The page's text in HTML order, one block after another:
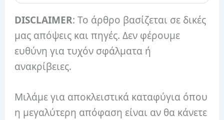
DISCLAIMER: Το άρθρο βασίζεται σε δικές
μας απόψεις και πηγές. Δεν φέρουμε
ευθύνη για τυχόν σφάλματα ή
ανακρίβειες.
Μιλάμε για αποκλειστικά καταφύγια όπου
η μεγαλύτερη απόφαση είναι αν θα κάνετε